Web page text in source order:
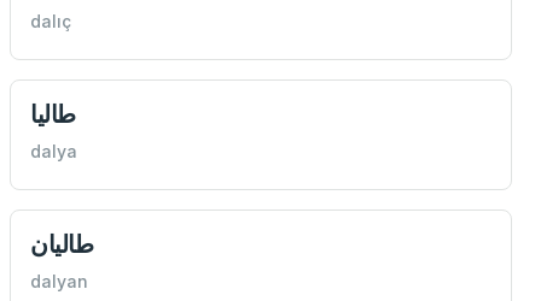
dalıç
طاليا
dalya
طاليان
dalyan